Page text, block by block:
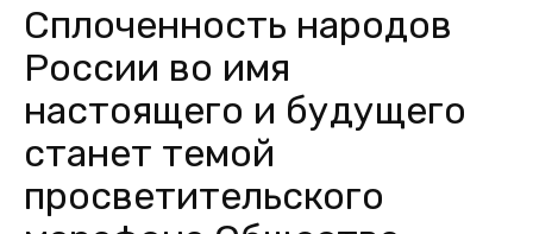
Сплоченность народов
России во имя
настоящего и будущего
станет темой
просветительского